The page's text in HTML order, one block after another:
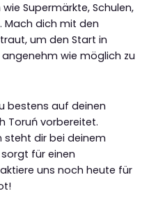
Supermärkte, Schulen,
Mach dich mit den
um den Start in
wie möglich zu
bestens auf deinen
Toruń vorbereitet.
steht dir bei deinem
für einen
uns noch heute für